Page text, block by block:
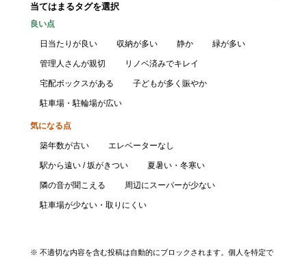
当てはまるタグを選択
良い点
日当たりが良い 収納が多い 静か 緑が多い
管理人さんが親切 リノベ済みでキレイ
宅配ボックスがある 子どもが多く賑やか
駐車場・駐輪場が広い
気になる点
築年数が古い エレベーターなし
駅から遠い / 坂がきつい 夏暑い・冬寒い
隣の音が聞こえる 周辺にスーパーが少ない
駐車場が少ない・取りにくい
※ 不適切な内容を含む投稿は自動的にブロックされます。個人を特定で